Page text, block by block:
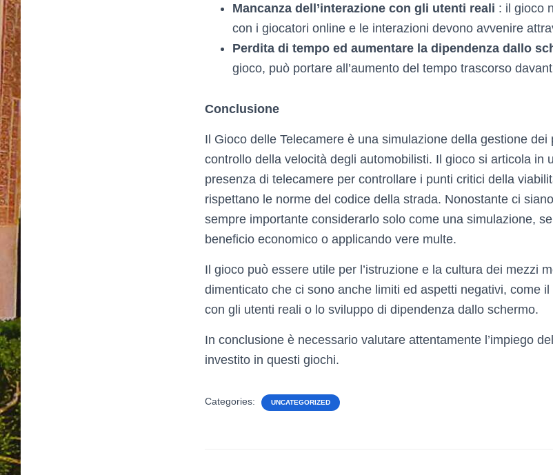
Mancanza dell’interazione con gli utenti reali : il gioco
con i giocatori online e le interazioni devono avvenire
Perdita di tempo ed aumentare la dipendenza dallo
gioco, può portare all’aumento del tempo trascorso
Conclusione
Il Gioco delle Telecamere è una simulazione della gestione dei
controllo della velocità degli automobilisti. Il gioco si articola in
presenza di telecamere per controllare i punti critici della
rispettano le norme del codice della strada. Nonostante ci
sempre importante considerarlo solo come una simulazione,
beneficio economico o applicando vere multe.
Il gioco può essere utile per l’istruzione e la cultura dei mezzi
dimenticato che ci sono anche limiti ed aspetti negativi, come il
con gli utenti reali o lo sviluppo di dipendenza dallo schermo.
In conclusione è necessario valutare attentamente l’impiego
investito in questi giochi.
Categories: UNCATEGORIZED